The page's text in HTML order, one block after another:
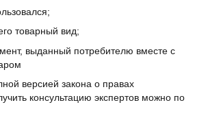
товарный вид;
выданный потребителю вместе с
версией закона о правах
консультацию экспертов можно по